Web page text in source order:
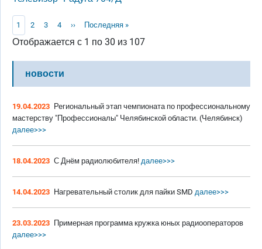
Нумерация страниц
Текущая страница
1 Page
2 Page
3 Page
4 Следующая страница
›› Последняя страница
Последняя »
Отображается с 1 по 30 из 107
новости
19.04.2023 Региональный этап чемпионата по профессиональному
мастерству "Профессионалы" Челябинской области. (Челябинск)
далее>>>
18.04.2023 С Днём радиолюбителя! далее>>>
14.04.2023 Нагревательный столик для пайки SMD далее>>>
23.03.2023 Примерная программа кружка юных радиооператоров
далее>>>